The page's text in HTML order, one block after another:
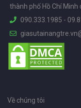
thành phố Hồ Chí Minh
090.333.1985 -
Về chúng tôi